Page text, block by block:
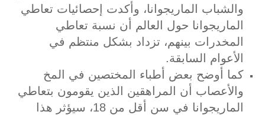
والشباب الماريجوانا، وأكدت إحصائيات تعاطي
الماريجوانا حول العالم أن نسبة تعاطي
المخدرات بينهم، تزداد بشكل منتظم في
الأعوام السابقة.
كما أوضح بعض أطباء المختصين في المخ
والأعصاب أن المراهقين الذين يقومون بتعاطي
الماريجوانا في سن أقل من 18، سيؤثر هذا